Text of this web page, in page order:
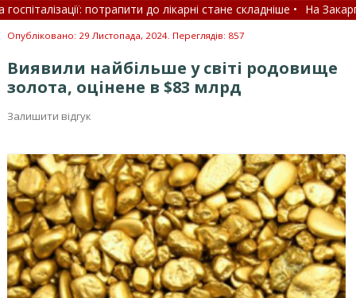
потрапити до лікарні стане складніше • На Закарпатті
сумна звістка (ФОТО) •
Опубліковано: 29 Листопада, 2024. Переглядів: 857
Виявили найбільше у світі родовище
золота, оцінене в $83 млрд
Залишити відгук